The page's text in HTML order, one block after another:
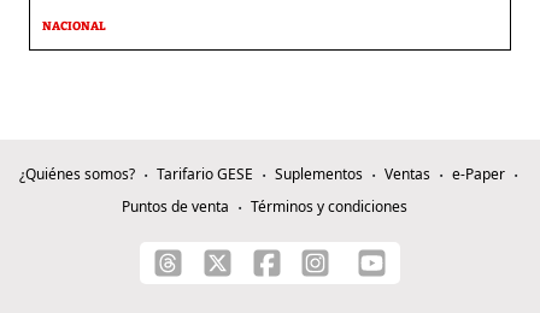
NACIONAL
¿Quiénes somos? Tarifario GESE Suplementos Ventas
e-Paper
Puntos de venta
Términos y condiciones